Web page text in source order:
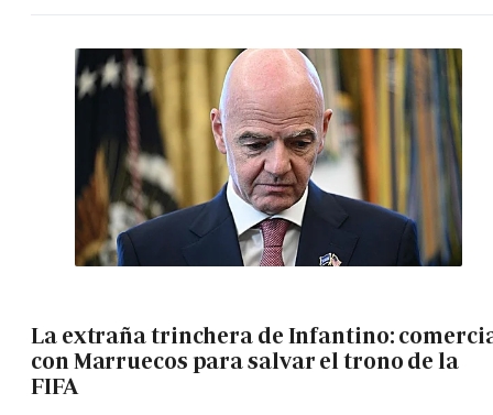
La extraña trinchera de Infantino:
con Marruecos para salvar el trono de la
FIFA